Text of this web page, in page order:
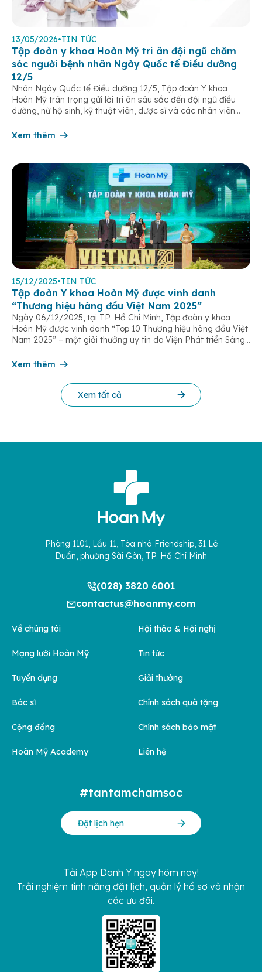
13/05/2026•TIN TỨC
Tập đoàn y khoa Hoàn Mỹ tri ân đội ngũ chăm
sóc người bệnh nhân Ngày Quốc tế Điều dưỡng
12/5
Nhân Ngày Quốc tế Điều dưỡng 12/5, Tập đoàn Y khoa
Hoàn Mỹ trân trọng gửi lời tri ân sâu sắc đến đội ngũ điều
dưỡng, nữ hộ sinh, kỹ thuật viên, dược sĩ và các nhân viên
âm thầm đồng hành trên […]
Xem thêm
15/12/2025•TIN TỨC
Tập đoàn Y khoa Hoàn Mỹ được vinh danh
“Thương hiệu hàng đầu Việt Nam 2025”
Ngày 06/12/2025, tại TP. Hồ Chí Minh, Tập đoàn y khoa
Hoàn Mỹ được vinh danh “Top 10 Thương hiệu hàng đầu Việt
Nam 2025” – một giải thưởng uy tín do Viện Phát triển Sáng
cứu Phát triển Doanh nghiệp Châu Á […]
Xem thêm
Xem tất cả
Phòng 1101, Lầu 11, Tòa nhà Friendship, 31 Lê
Duẩn, phường Sài Gòn, TP. Hồ Chí Minh
(028) 3820 6001
contactus@hoanmy.com
Về chúng tôi
Mạng lưới Hoàn Mỹ
Tuyển dụng
Bác sĩ
Cộng đồng
Hoàn Mỹ Academy
Hội thảo & Hội nghị
Tin tức
Giải thưởng
Chính sách quà tặng
Chính sách bảo mật
Liên hệ
#tantamchamsoc
Đặt lịch hẹn
Tải App Danh Y ngay hôm nay!
Trải nghiệm tính năng đặt lịch, quản lý hồ sơ và nhận
các ưu đãi.